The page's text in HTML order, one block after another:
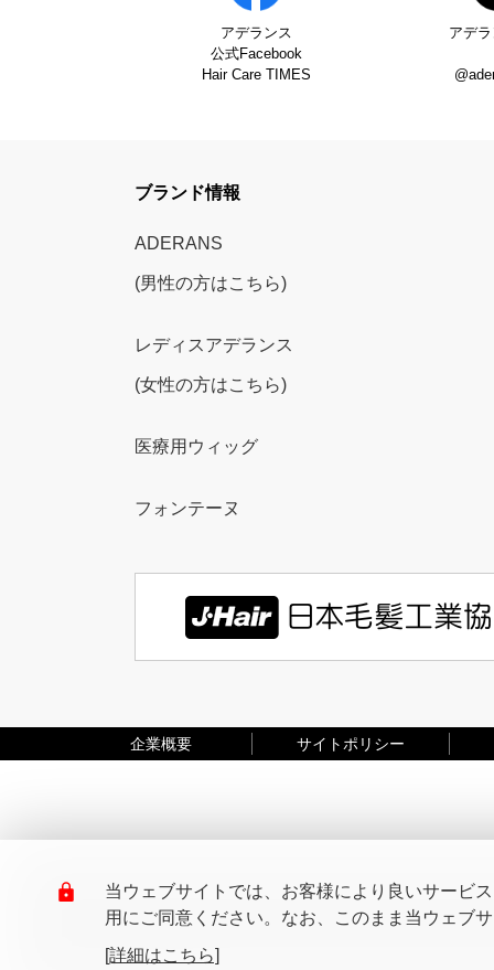
アデランス
公式Facebook
Hair Care TIMES
アデ
ブランド情報
ADERANS
(男性の方はこちら)
レディスアデランス
(女性の方はこちら)
医療用ウィッグ
フォンテーヌ
企業概要 サイトポリシー
当ウェブサイトでは、お客様により良いサービ
用にご同意ください。なお、このまま当ウェブ
[詳細はこちら]